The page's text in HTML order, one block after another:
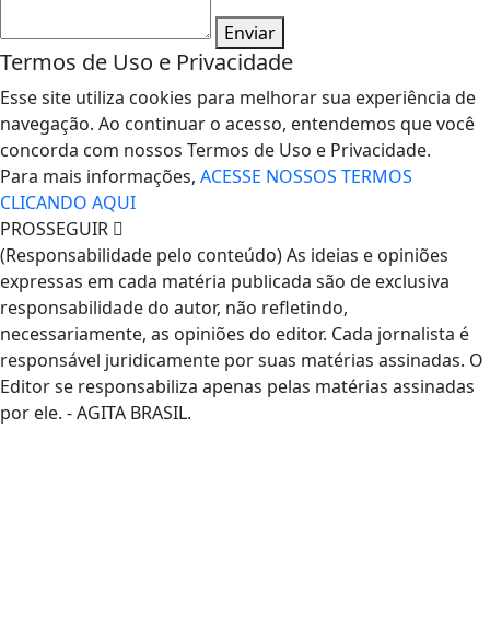
Enviar
Termos de Uso e Privacidade
Esse site utiliza cookies para melhorar sua experiência de
navegação. Ao continuar o acesso, entendemos que você
concorda com nossos Termos de Uso e Privacidade.
Para mais informações, ACESSE NOSSOS TERMOS
CLICANDO AQUI
PROSSEGUIR
(Responsabilidade pelo conteúdo) As ideias e opiniões
expressas em cada matéria publicada são de exclusiva
responsabilidade do autor, não refletindo,
necessariamente, as opiniões do editor. Cada jornalista é
responsável juridicamente por suas matérias assinadas. O
Editor se responsabiliza apenas pelas matérias assinadas
por ele. - AGITA BRASIL.